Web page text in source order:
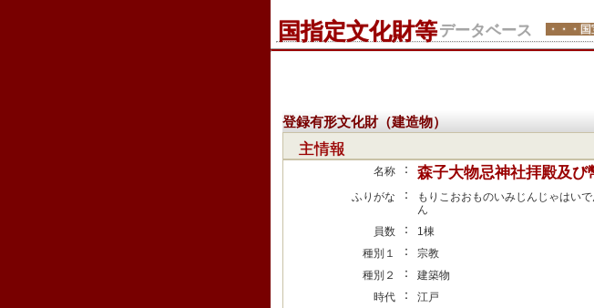
国指定文化財等データベース ・
登録有形文化財（建造物）
主情報
名称 ： 森子大物忌神社拝殿及び
ふりがな ：
もりこおおものいみじんじゃはい
ん
員数
：
1棟
種別１
：
宗教
種別２
：
建築物
時代
：
江戸